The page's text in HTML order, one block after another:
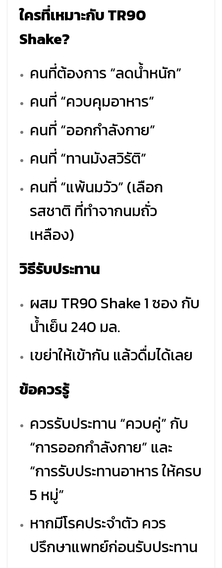
ใครที่เหมาะกับ TR90
Shake?
คนที่ต้องการ “ลดน้ำหนัก”
คนที่ “ควบคุมอาหาร”
คนที่ “ออกกำลังกาย”
คนที่ “ทานมังสวิรัติ”
คนที่ “แพ้นมวัว” (เลือก
รสชาติ ที่ทำจากนมถั่ว
เหลือง)
วิธีรับประทาน
ผสม TR90 Shake 1 ซอง กับ
น้ำเย็น 240 มล.
เขย่าให้เข้ากัน แล้วดื่มได้เลย
ข้อควรรู้
ควรรับประทาน “ควบคู่” กับ
“การออกกำลังกาย” และ
“การรับประทานอาหาร ให้ครบ
5 หมู่”
หากมีโรคประจำตัว ควร
ปรึกษาแพทย์ก่อนรับประทาน